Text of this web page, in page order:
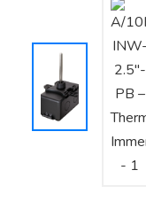
Tư vấn –
Tư vấn thiết
Thi công – Lắp